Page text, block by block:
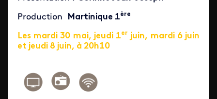
Production Martinique 1ère
Les mardi 30 mai, jeudi 1er juin, mardi 6 juin
et jeudi 8 juin, à 20h10